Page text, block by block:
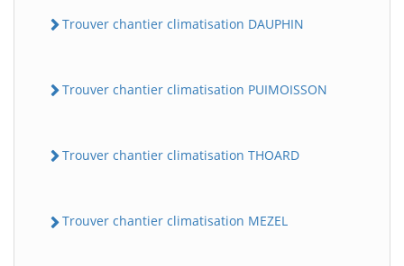
Trouver chantier climatisation DAUPHIN
Trouver chantier climatisation PUIMOISSON
Trouver chantier climatisation THOARD
Trouver chantier climatisation MEZEL